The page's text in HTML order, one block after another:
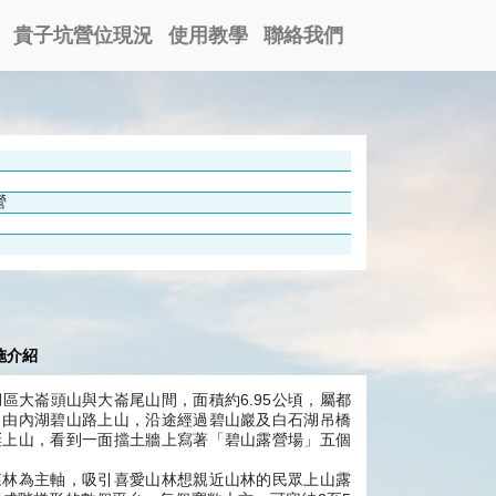
貴子坑營位現況 使用教學 聯絡我們
介紹
大崙頭山與大崙尾山間，面積約6.95公頃，屬都
內湖碧山路上山，沿途經過碧山巖及白石湖吊橋
山，看到一面擋土牆上寫著「碧山露營場」五個
為主軸，吸引喜愛山林想親近山林的民眾上山露